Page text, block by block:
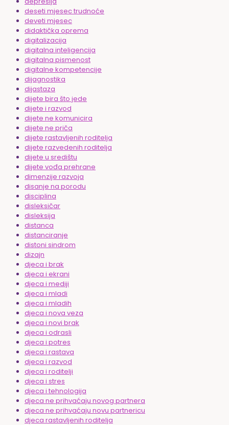
deseti mjesec trudnoće
deveti mjesec
didaktička oprema
digitalizacija
digitalna inteligencija
digitalna pismenost
digitalne kompetencije
dijagnostika
dijastaza
dijete bira što jede
dijete i razvod
dijete ne komunicira
dijete ne priča
dijete rastavljenih roditelja
dijete razvedenih roditelja
dijete u središtu
dijete vođa prehrane
dimenzije razvoja
disanje na porodu
disciplina
disleksičar
disleksija
distanca
distanciranje
distoni sindrom
dizajn
djeca i brak
djeca i ekrani
djeca i mediji
djeca i mladi
djeca i mladih
djeca i nova veza
djeca i novi brak
djeca i odrasli
djeca i potres
djeca i rastava
djeca i razvod
djeca i roditelji
djeca i stres
djeca i tehnologija
djeca ne prihvaćaju novog partnera
djeca ne prihvaćaju novu partnericu
djeca rastavljenih roditelja